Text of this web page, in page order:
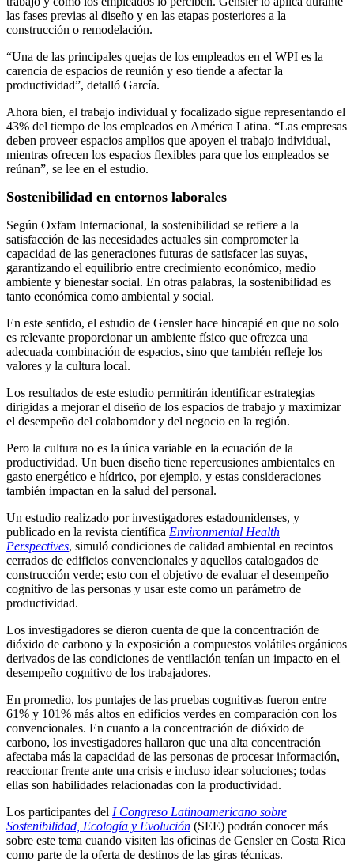
las fases previas al diseño y en las etapas posteriores a la
construcción o remodelación.
“Una de las principales quejas de los empleados en el WPI es la
carencia de espacios de reunión y eso tiende a afectar la
productividad”, detalló García.
Ahora bien, el trabajo individual y focalizado sigue representando el
43% del tiempo de los empleados en América Latina. “Las empresas
deben proveer espacios amplios que apoyen el trabajo individual,
mientras ofrecen los espacios flexibles para que los empleados se
reúnan”, se lee en el estudio.
Sostenibilidad en entornos laborales
Según Oxfam Internacional, la sostenibilidad se refiere a la
satisfacción de las necesidades actuales sin comprometer la
capacidad de las generaciones futuras de satisfacer las suyas,
garantizando el equilibrio entre crecimiento económico, medio
ambiente y bienestar social. En otras palabras, la sostenibilidad es
tanto económica como ambiental y social.
En este sentido, el estudio de Gensler hace hincapié en que no solo
es relevante proporcionar un ambiente físico que ofrezca una
adecuada combinación de espacios, sino que también refleje los
valores y la cultura local.
Los resultados de este estudio permitirán identificar estrategias
dirigidas a mejorar el diseño de los espacios de trabajo y maximizar
el desempeño del colaborador y del negocio en la región.
Pero la cultura no es la única variable en la ecuación de la
productividad. Un buen diseño tiene repercusiones ambientales en
gasto energético e hídrico, por ejemplo, y estas consideraciones
también impactan en la salud del personal.
Un estudio realizado por investigadores estadounidenses, y
publicado en la revista científica Environmental Health
Perspectives, simuló condiciones de calidad ambiental en recintos
cerrados de edificios convencionales y aquellos catalogados de
construcción verde; esto con el objetivo de evaluar el desempeño
cognitivo de las personas y usar este como un parámetro de
productividad.
Los investigadores se dieron cuenta de que la concentración de
dióxido de carbono y la exposición a compuestos volátiles orgánicos
derivados de las condiciones de ventilación tenían un impacto en el
desempeño cognitivo de los trabajadores.
En promedio, los puntajes de las pruebas cognitivas fueron entre
61% y 101% más altos en edificios verdes en comparación con los
convencionales. En cuanto a la concentración de dióxido de
carbono, los investigadores hallaron que una alta concentración
afectaba más la capacidad de las personas de procesar información,
reaccionar frente ante una crisis e incluso idear soluciones; todas
ellas son habilidades relacionadas con la productividad.
Los participantes del I Congreso Latinoamericano sobre
Sostenibilidad, Ecología y Evolución (SEE) podrán conocer más
sobre este tema cuando visiten las oficinas de Gensler en Costa Rica
como parte de la oferta de destinos de las giras técnicas.